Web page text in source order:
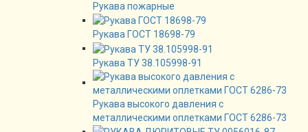
Рукава пожарные
Рукава ГОСТ 18698-79
Рукава ТУ 38.105998-91
Рукава высокого давления с
металлическими оплетками ГОСТ 6286-73